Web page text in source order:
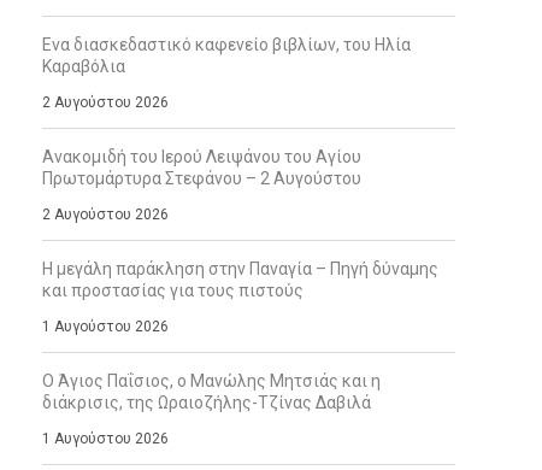
Ενα διασκεδαστικό καφενείο βιβλίων, του Ηλία
Καραβόλια
2 Αυγούστου 2026
Ανακομιδή του Ιερού Λειψάνου του Αγίου
Πρωτομάρτυρα Στεφάνου – 2 Αυγούστου
2 Αυγούστου 2026
Η μεγάλη παράκληση στην Παναγία – Πηγή δύναμης
και προστασίας για τους πιστούς
1 Αυγούστου 2026
Ο Άγιος Παΐσιος, ο Μανώλης Μητσιάς και η
διάκρισις, της Ωραιοζήλης-Τζίνας Δαβιλά
1 Αυγούστου 2026